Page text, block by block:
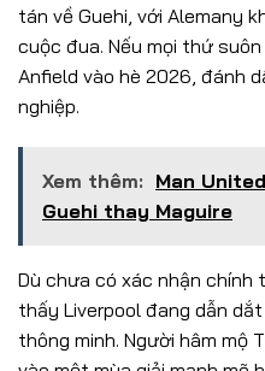
tán về Guehi, với Alemany
cuộc đua. Nếu mọi thứ
Anfield vào hè 2026, đánh
nghiệp.
Xem thêm: Man
Guehi thay Maguire
Dù chưa có xác nhận
thấy Liverpool đang dẫn
thông minh. Người hâm mộ